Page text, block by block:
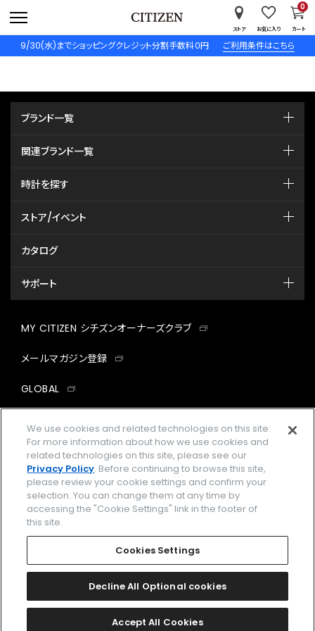
9/30(水)までショッピングクレジット分割手数料０円 ご利用条件はこちら
ストア お気に入り カート
0
ブランド一覧
関連ブランド一覧
時計を探す
ストア/イベント
カタログ
サポート
MY CITIZEN シチズンオーナーズクラブ
メールマガジン登録
GLOBAL
facebookinstagramtwitter
企業情報 ご利用規約
プライバシーポリシー Cookies Settings
Amazon PayはAmazon.com, Inc.またはその関連会社の商標です。
2026 CITIZEN WATCH CO., LTD.
We use cookies and related technologies on this site.
For more information about how we use cookies and
related technologies on this site, please see our
Privacy Policy. Before continuing to browse this site,
please review your cookie settings and confirm your
selection. You can change them at any time by
accessing the "Cookie Settings" link in the footer of
this site.
Cookies Settings
Decline All Optional cookies
Accept All Cookies